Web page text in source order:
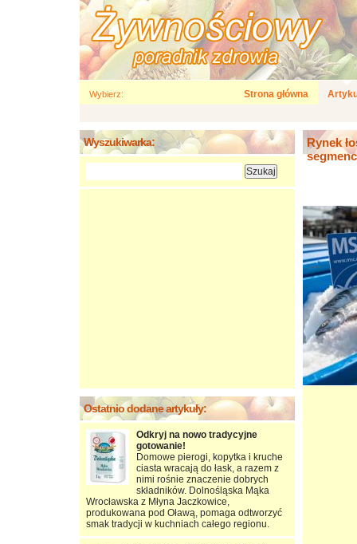
Wybierz: Strona główna
Rynek
Wyszukiwarka:
Ostatnio dodane artykuły:
Odkryj na nowo tradycyjne
gotowanie!
Domowe pierogi, kopytka i kruche
ciasta wracają do łask, a razem z
nimi rośnie znaczenie dobrych
składników. Dolnośląska Mąka
Wrocławska z Młyna Jaczkowice,
produkowana pod Oławą, pomaga odtworzyć
smak tradycji w kuchniach całego regionu.